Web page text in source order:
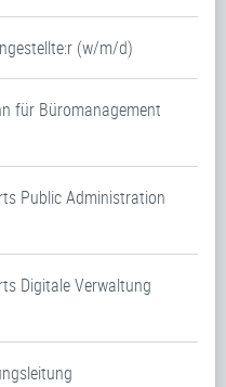
(w/m/d)
für Büromanagement
Public Administration
Digitale Verwaltung